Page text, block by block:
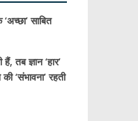
‘अच्छा’ साबित
हैं,तब ज्ञान ‘हार’
‘संभावना’ रहती